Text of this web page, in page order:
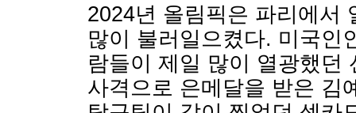
2024년 올림픽은 파리에서
많이 불러일으켰다. 미국인
람들이 제일 많이 열광했던
사격으로 은메달을 받은 김